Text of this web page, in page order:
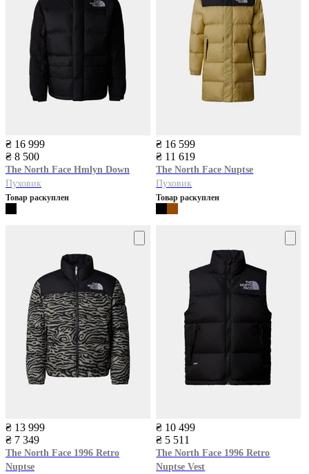
₴ 16 999
₴ 8 500
The North Face Hmlyn Down
Пуховик
Товар раскуплен
₴ 16 599
₴ 11 619
The North Face Nuptse
Пуховик
Товар раскуплен
₴ 13 999
₴ 7 349
The North Face 1996 Retro
Nuptse
₴ 10 499
₴ 5 511
The North Face 1996 Retro
Nuptse Vest